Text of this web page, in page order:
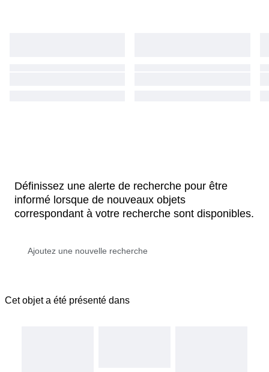
Définissez une alerte de recherche pour être
informé lorsque de nouveaux objets
correspondant à votre recherche sont disponibles.
Cet objet a été présenté dans